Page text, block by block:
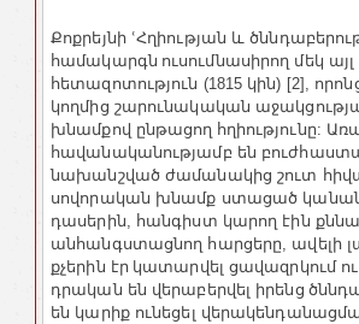
Քոքրեյնի ՙՀղիության և
համակարգն ուսումնասիրող մեկ այլ
հետազոտություն (1815 կին) [2],
կողմից շարունակական
խնամքով ընթացող հղիությունը:
հավանականությամբ են
նախանշված ժամանակից շուտ
սովորական խնամք ստացած
դասերին, հանգիստ կարող էին
անհանգստացնող հարցերը, ավելի
քչերին էր կատարվել ցավազրկում ու
դրական են վերաբերվել իրենց
են կարիք ունեցել